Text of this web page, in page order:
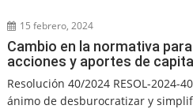
15 febrero, 2024
Cambio en la normativa
acciones y aportes de
Resolución 40/2024 RESOL-2024-
ánimo de desburocratizar y